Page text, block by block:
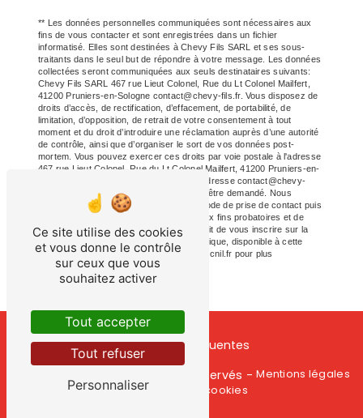
** Les données personnelles communiquées sont nécessaires aux
fins de vous contacter et sont enregistrées dans un fichier
informatisé. Elles sont destinées à Chevy Fils SARL et ses sous-
traitants dans le seul but de répondre à votre message. Les données
collectées seront communiquées aux seuls destinataires suivants:
Chevy Fils SARL 467 rue Lieut Colonel, Rue du Lt Colonel Mailfert,
41200 Pruniers-en-Sologne contact@chevy-fils.fr. Vous disposez de
droits d’accès, de rectification, d’effacement, de portabilité, de
limitation, d’opposition, de retrait de votre consentement à tout
moment et du droit d’introduire une réclamation auprès d’une autorité
de contrôle, ainsi que d’organiser le sort de vos données post-
mortem. Vous pouvez exercer ces droits par voie postale à l'adresse
467 rue Lieut Colonel, Rue du Lt Colonel Mailfert, 41200 Pruniers-en-
Sologne ou par courrier électronique à l'adresse contact@chevy-
fils.fr. Un justificatif d'identité pourra vous être demandé. Nous
conservons vos données pendant la période de prise de contact puis
pendant la durée de prescription légale aux fins probatoires et de
gestion des contentieux. Vous avez le droit de vous inscrire sur la
liste d'opposition au démarchage téléphonique, disponible à cette
adresse: Bloctel.gouv.fr . Consultez le site cnil.fr pour plus
d’informations sur vos droits.
Recherches fréquentes
- 2026 - Tous droits réservés -Mentions légales
-Gestion des cookies
Ce site utilise des cookies
et vous donne le contrôle
sur ceux que vous
souhaitez activer
Tout accepter
Tout refuser
Personnaliser